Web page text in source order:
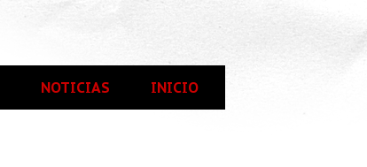
NOTICIAS INICIO